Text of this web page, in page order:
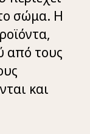
σώμα. Η
από τους
και